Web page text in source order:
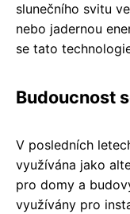
slunečního svitu
nebo jadernou
se tato
Budoucnost
V posledních
využívána jako
pro domy a
využívány pro